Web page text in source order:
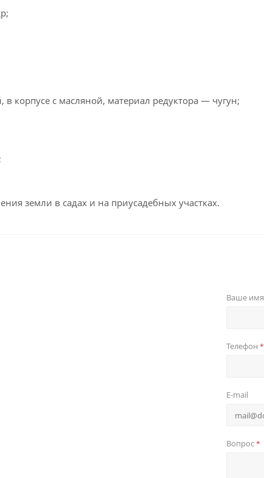
корпусе с масляной, материал редуктора — чугун;
земли в садах и на приусадебных участках.
Ваше имя
Телефон *
E-mail
Вопрос*